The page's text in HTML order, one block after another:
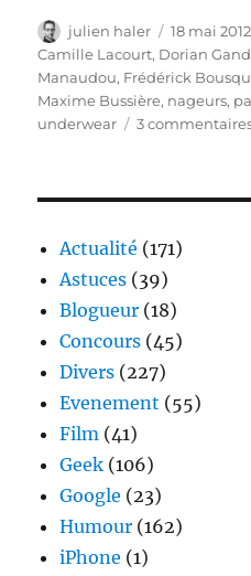
Auteur
julien haler
Publié
le
18 mai 2012
Camille Lacourt, Dorian
Manaudou, Frédérick
Maxime Bussière, nageurs,
underwear
3
Actualité (171)
Astuces (39)
Blogueur (18)
Concours (45)
Divers (227)
Evenement (55)
Film (41)
Geek (106)
Google (23)
Humour (162)
iPhone (1)